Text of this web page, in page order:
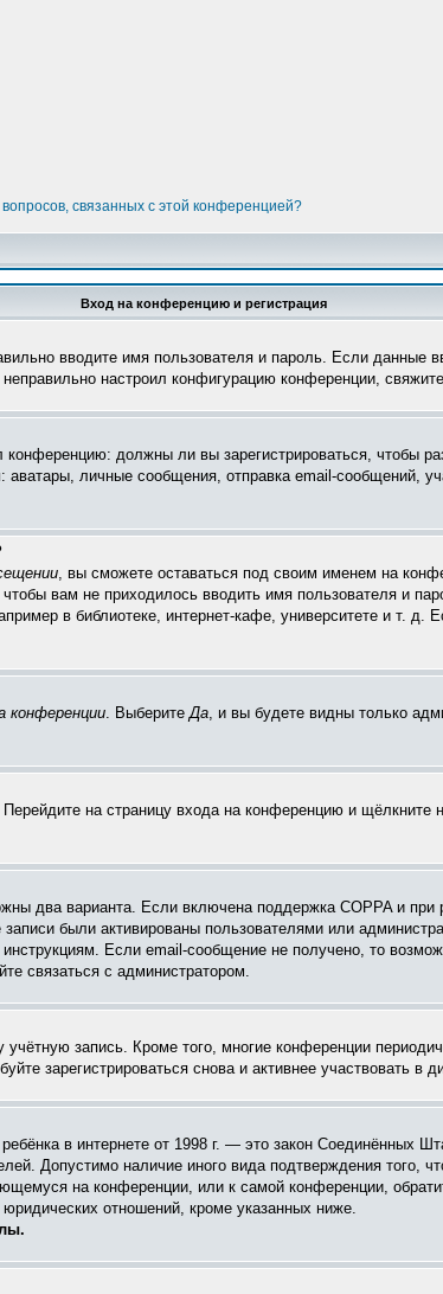
связанных с этой конференцией?
Вход на конференцию и регистрация
вводите имя пользователя и пароль. Если данные
настроил конфигурацию конференции,
конференцию: должны ли вы зарегистрироваться, чтобы
личные сообщения, отправка email-сообщений,
, вы сможете оставаться под своим именем на
вам не приходилось вводить имя пользователя и
в библиотеке, интернет-кафе, университете и т. д.
конференции. ВыберитеДа, и вы будете видны только
на страницу входа на конференцию и щёлкните
два варианта. Если включена поддержка COPPA и
были активированы пользователями или
Если email-сообщение не получено, то
связаться с администратором.
запись. Кроме того, многие конференции
зарегистрироваться снова и активнее участвовать в
в интернете от 1998 г. — это закон Соединённых
Допустимо наличие иного вида подтверждения того,
на конференции, или к самой конференции,
отношений, кроме указанных ниже.